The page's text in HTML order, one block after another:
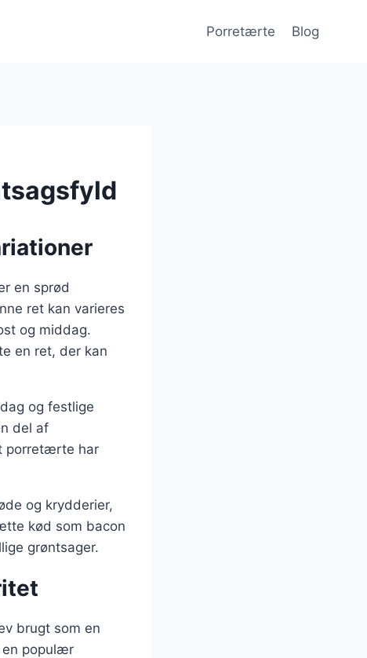
Porretærte Blog
en sprød
ret kan varieres
og middag.
en ret, der kan
og festlige
del af
porretærte har
og krydderier,
kød som bacon
grøntsager.
brugt som en
en populær